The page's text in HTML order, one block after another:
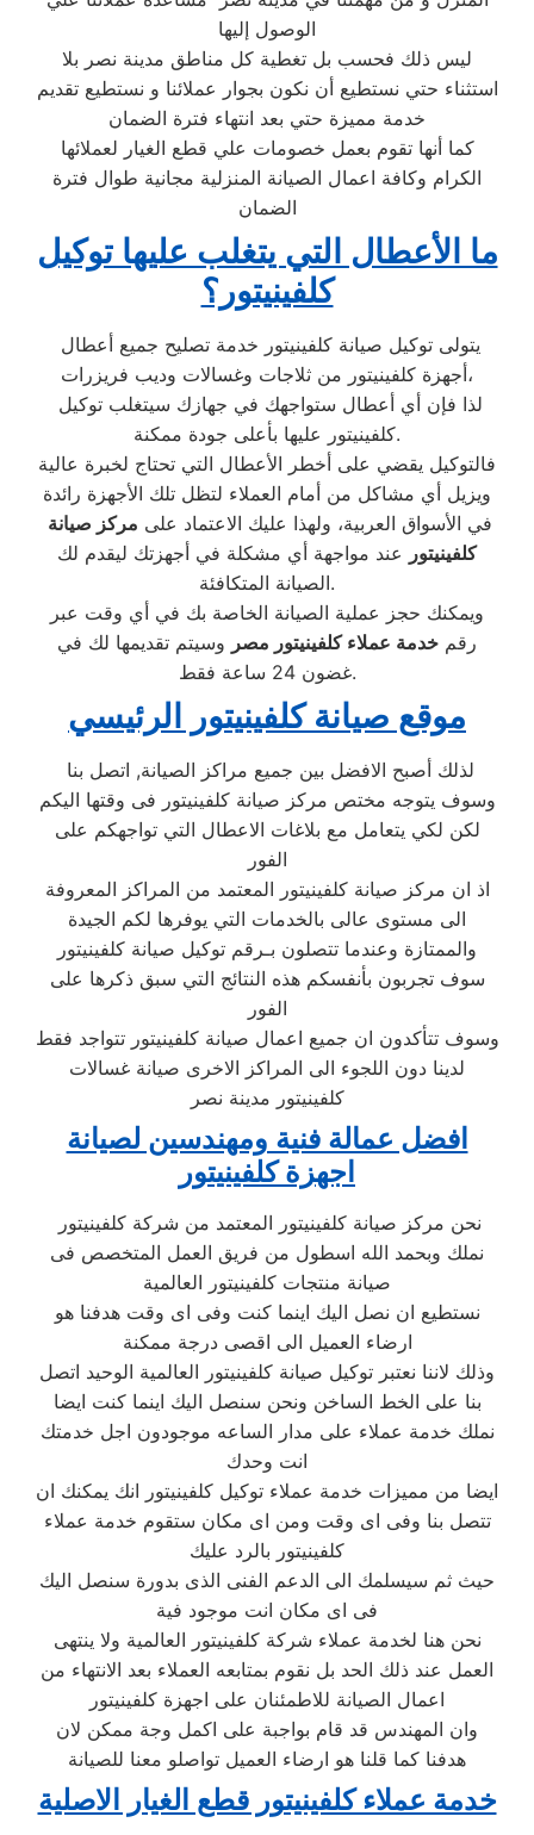
الوصول إليها
ليس ذلك فحسب بل تغطية كل مناطق مدينة نصر بلا
استثناء حتي نستطيع أن نكون بجوار عملائنا و نستطيع تقديم
خدمة مميزة حتي بعد انتهاء فترة الضمان
كما أنها تقوم بعمل خصومات علي قطع الغيار لعملائها
الكرام وكافة اعمال الصيانة المنزلية مجانية طوال فترة
الضمان
ما الأعطال التي يتغلب عليها توكيل
كلفينيتور؟
أجهزة كلفينيتور من ثلاجات وغسالات وديب فريزرات،
كلفينيتور عليها بأعلى جودة ممكنة.
فالتوكيل يقضي على أخطر الأعطال التي تحتاج لخبرة عالية
ويزيل أي مشاكل من أمام العملاء لتظل تلك الأجهزة رائدة
في الأسواق العربية، ولهذا عليك الاعتماد على مركز صيانة
كلفينيتور عند مواجهة أي مشكلة في أجهزتك ليقدم لك
الصيانة المتكافئة.
ويمكنك حجز عملية الصيانة الخاصة بك في أي وقت عبر
رقم خدمة عملاء كلفينيتور مصر وسيتم تقديمها لك في
غضون 24 ساعة فقط.
موقع صيانة كلفينيتور الرئيسي
وسوف يتوجه مختص مركز صيانة كلفينيتور فى وقتها اليكم
لكن لكي يتعامل مع بلاغات الاعطال التي تواجهكم على
الفور
اذ ان مركز صيانة كلفينيتور المعتمد من المراكز المعروفة
الى مستوى عالى بالخدمات التي يوفرها لكم الجيدة
والممتازة وعندما تتصلون بـرقم توكيل صيانة كلفينيتور
سوف تجربون بأنفسكم هذه النتائج التي سبق ذكرها على
الفور
وسوف تتأكدون ان جميع اعمال صيانة كلفينيتور تتواجد فقط
لدينا دون اللجوء الى المراكز الاخرى صيانة غسالات
كلفينيتور مدينة نصر
افضل عمالة فنية ومهندسين لصيانة
اجهزة كلفينيتور
نملك وبحمد الله اسطول من فريق العمل المتخصص فى
صيانة منتجات كلفينيتور العالمية
نستطيع ان نصل اليك اينما كنت وفى اى وقت هدفنا هو
ارضاء العميل الى اقصى درجة ممكنة
وذلك لاننا نعتبر توكيل صيانة كلفينيتور العالمية الوحيد اتصل
بنا على الخط الساخن ونحن سنصل اليك اينما كنت ايضا
نملك خدمة عملاء على مدار الساعه موجودون اجل خدمتك
انت وحدك
ايضا من مميزات خدمة عملاء توكيل كلفينيتور انك يمكنك ان
تتصل بنا وفى اى وقت ومن اى مكان ستقوم خدمة عملاء
كلفينيتور بالرد عليك
حيث ثم سيسلمك الى الدعم الفنى الذى بدورة سنصل اليك
فى اى مكان انت موجود فية
نحن هنا لخدمة عملاء شركة كلفينيتور العالمية ولا ينتهى
العمل عند ذلك الحد بل نقوم بمتابعه العملاء بعد الانتهاء من
اعمال الصيانة للاطمئنان على اجهزة كلفينيتور
وان المهندس قد قام بواجبة على اكمل وجة ممكن لان
هدفنا كما قلنا هو ارضاء العميل تواصلو معنا للصيانة
خدمة عملاء كلفينيتور قطع الغيار الاصلية